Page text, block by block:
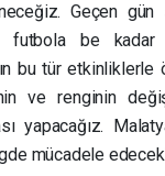
Geçen
futbola be kadar
bu tür etkinliklerle
ve renginin
yapacağız.
mücadele